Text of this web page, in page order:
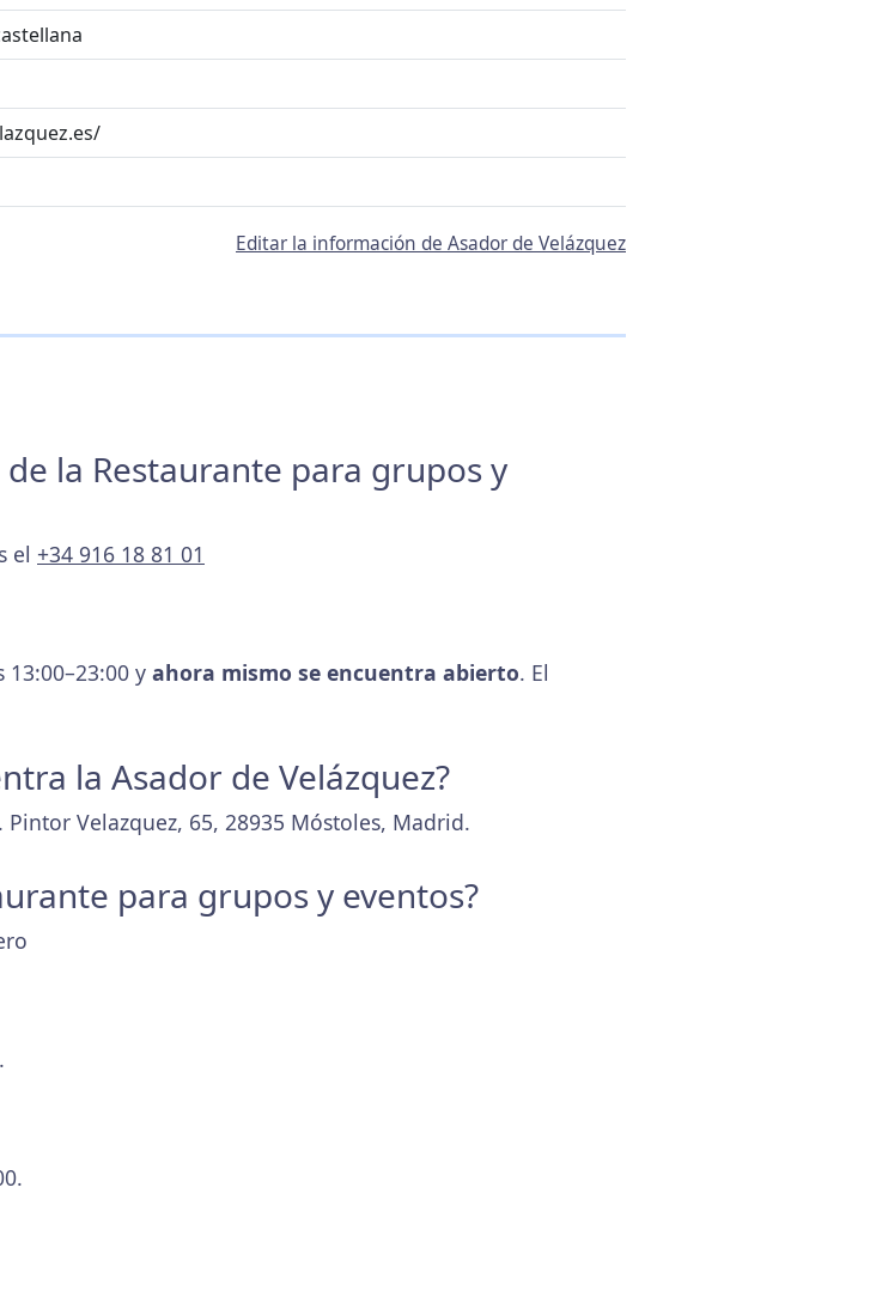
Editar la información de Asador de Velázquez
la Restaurante para grupos y
el +34 916 18 81 01
y ahora mismo se encuentra abierto. El
la Asador de Velázquez?
Velazquez, 65, 28935 Móstoles, Madrid.
para grupos y eventos?